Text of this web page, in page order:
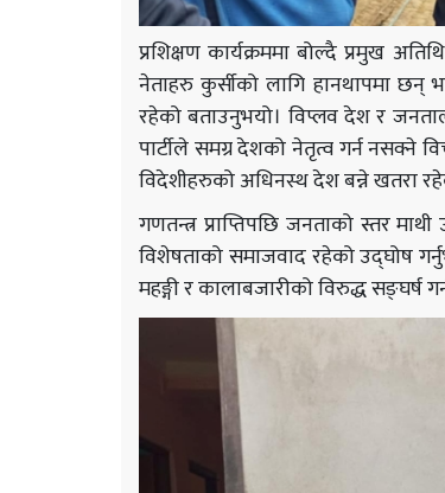
प्रशिक्षण कार्यक्रममा बोल्दै प्रमुख
नेताहरु कुर्सीको लागि हानथापमा छन्
रहेको बताउनुभयो। विप्लव देश र
पार्टीले समग्र देशको नेतृत्व गर्न नसक्ने
विदेशीहरुको अधिनस्थ देश बन्ने खतरा
गणतन्त्र प्राप्तिपछि जनताको स्तर
विशेषताको समाजवाद रहेको उद्घोष
महङ्गी र कालाबजारीको विरुद्ध सङ्घर्ष